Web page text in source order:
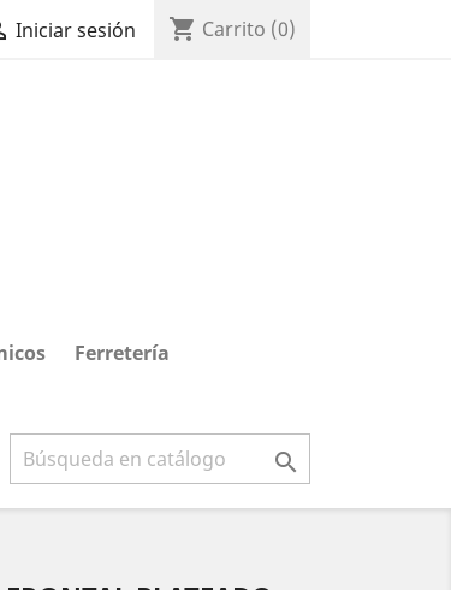
Iniciar sesión shopping_cart Carrito (0)
Ferretería
